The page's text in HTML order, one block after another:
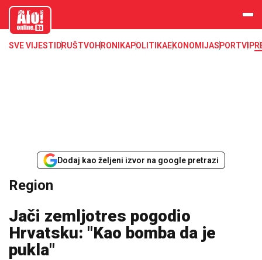
aloonline.b
SVE VIJESTI DRUŠTVOHRONIKAPOLITIKAEKONOMIJASPORTVIP
Dodaj kao željeni izvor na google pretrazi
Region
Jači zemljotres pogodio
Hrvatsku: "Kao bomba da je
pukla"